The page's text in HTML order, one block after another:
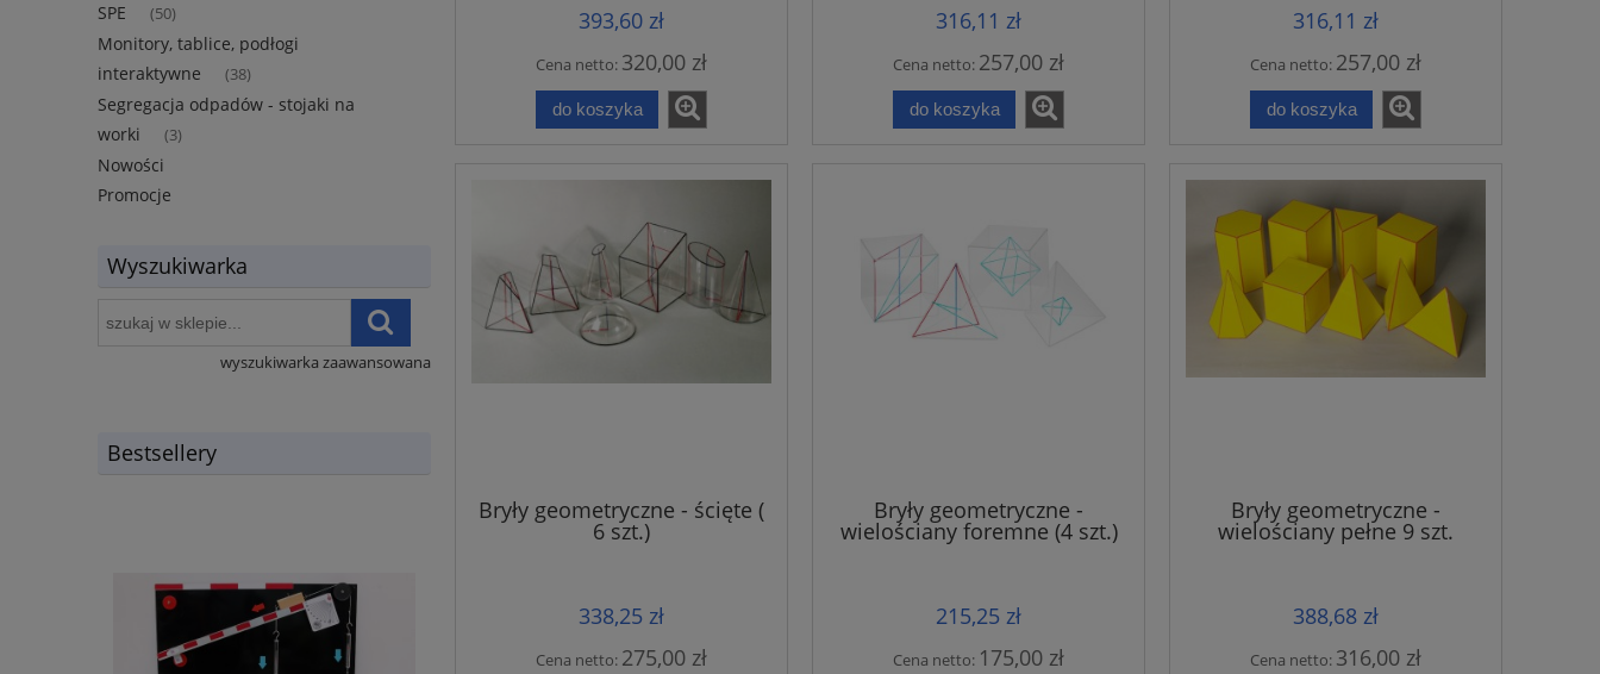
SPE (50)
Monitory, tablice, podłogi
interaktywne
(38)
Segregacja odpadów - stojaki na
worki
(3)
Nowości
Promocje
Wyszukiwarka
wyszukiwarka zaawansowana
Bestsellery
393,60 zł
Cena netto: 320,00 zł
do koszyka
316,11 zł
Cena netto: 257,00 zł
do koszyka
316,11 zł
Cena netto: 257,00 zł
do koszyka
Bryły geometryczne - ścięte (
6 szt.)
338,25 zł
Cena netto: 275,00 zł
Bryły geometryczne -
wielościany foremne (4 szt.)
215,25 zł
Cena netto: 175,00 zł
Bryły geometryczne -
wielościany pełne 9 szt.
388,68 zł
Cena netto: 316,00 zł